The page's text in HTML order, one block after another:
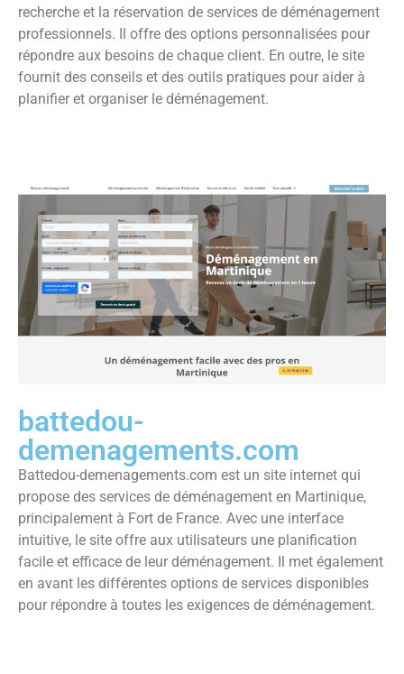
recherche et la réservation de services de déménagement
professionnels. Il offre des options personnalisées pour
répondre aux besoins de chaque client. En outre, le site
fournit des conseils et des outils pratiques pour aider à
planifier et organiser le déménagement.
battedou-
demenagements.com
Battedou-demenagements.com est un site internet qui
propose des services de déménagement en Martinique,
principalement à Fort de France. Avec une interface
intuitive, le site offre aux utilisateurs une planification
facile et efficace de leur déménagement. Il met également
en avant les différentes options de services disponibles
pour répondre à toutes les exigences de déménagement.